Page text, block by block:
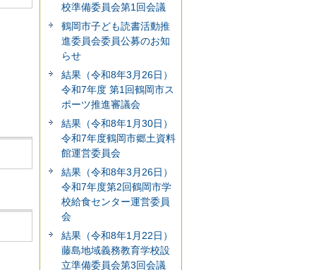
校準備委員会第1回会議
鶴岡市子ども読書活動推
進委員会委員公募のお知
らせ
結果（令和8年3月26日）
令和7年度 第1回鶴岡市ス
ポーツ推進審議会
結果（令和8年1月30日）
令和7年度鶴岡市郷土資料
館運営委員会
結果（令和8年3月26日）
令和7年度第2回鶴岡市学
校給食センター運営委員
会
結果（令和8年1月22日）
藤島地域義務教育学校設
立準備委員会第3回会議